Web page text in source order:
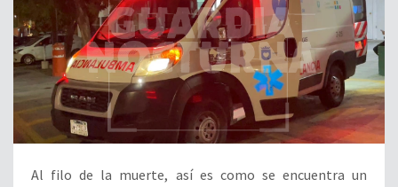
Al filo de la muerte, así es como se encuentra un